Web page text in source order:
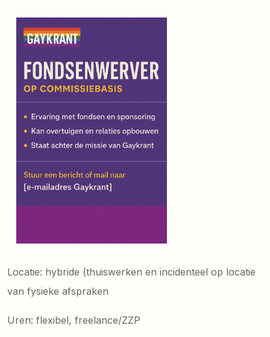
Locatie: hybride (thuiswerken en incidenteel op locatie
van fysieke afspraken
Uren: flexibel, freelance/ZZP